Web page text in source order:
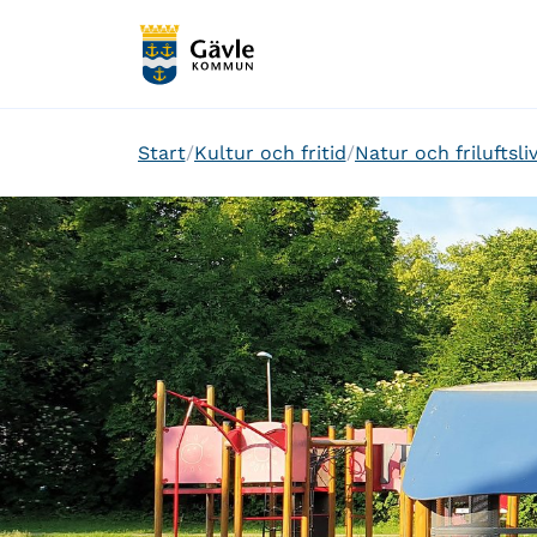
Start Kultur och fritid Natur och friluftsliv